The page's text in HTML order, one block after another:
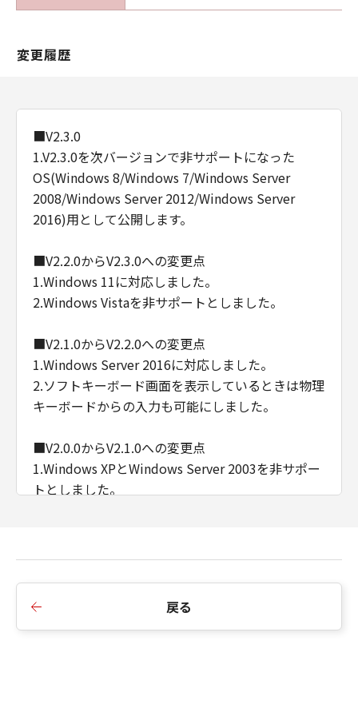
変更履歴
■V2.3.0
1.V2.3.0を次バージョンで非サポートになった
OS(Windows 8/Windows 7/Windows Server
2008/Windows Server 2012/Windows Server
2016)用として公開します。
■V2.2.0からV2.3.0への変更点
1.Windows 11に対応しました。
2.Windows Vistaを非サポートとしました。
■V2.1.0からV2.2.0への変更点
1.Windows Server 2016に対応しました。
2.ソフトキーボード画面を表示しているときは物理
キーボードからの入力も可能にしました。
■V2.0.0からV2.1.0への変更点
1.Windows XPとWindows Server 2003を非サポー
トとしました。
た。
戻る